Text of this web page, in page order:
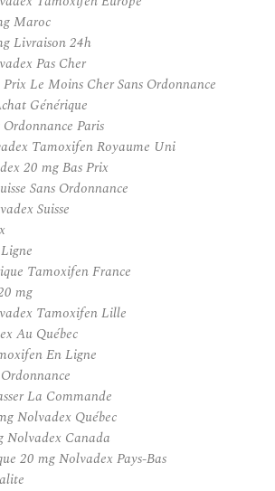
Maroc
Livraison 24h
Pas Cher
Le Moins Cher Sans Ordonnance
Générique
Paris
Tamoxifen Royaume Uni
20 mg Bas Prix
Sans Ordonnance
Suisse
Tamoxifen France
mg
Tamoxifen Lille
Au Québec
En Ligne
La Commande
Nolvadex Québec
Nolvadex Canada
20 mg Nolvadex Pays-Bas